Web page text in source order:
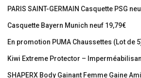
PARIS SAINT-GERMAIN Casquette PSG
Casquette Bayern Munich neuf 19,79€
En promotion PUMA Chaussettes (Lot de
Kiwi Extreme Protector –
SHAPERX Body Gainant Femme Gaine